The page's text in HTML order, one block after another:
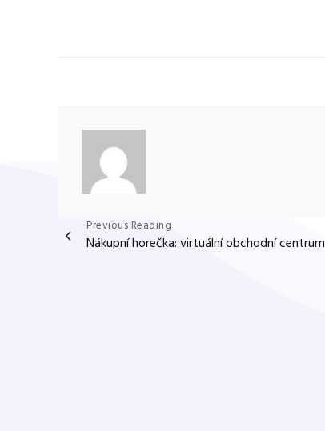
Navigace
Previous Reading
Nákupní horečka: virtuální obchodní centrum